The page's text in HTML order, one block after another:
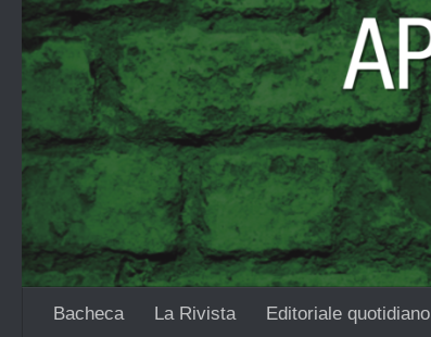
Salta al contenuto
Bacheca La Rivista Editoriale quotidiano